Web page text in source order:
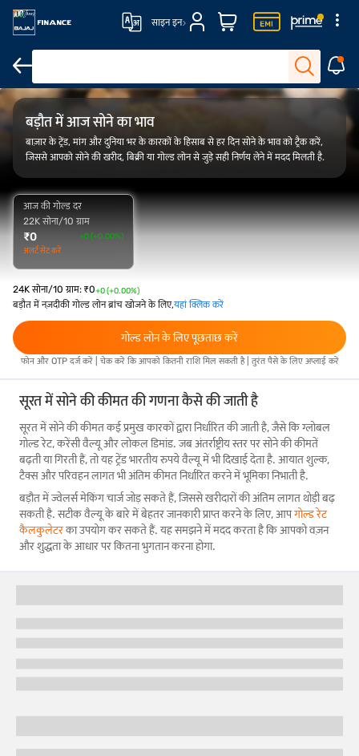
साइन इन
ओवरव्यू FAQs
बड़ौत में आज सोने का भाव
बाज़ार के ट्रेंड, मांग और दुनिया भर के कारकों के हिसाब से हर दिन सोने के भाव को ट्रैक करें,
जिससे आपको सोने की खरीद, बिक्री या गोल्ड लोन से जुड़े सही निर्णय लेने में मदद मिलती है.
आज की गोल्ड दर
22K सोना/10 ग्राम
₹0
+0 (+0.00%)
अलर्ट सेट करें
24K सोना/10 ग्राम: ₹0+0 (+0.00%)
बड़ौत में नज़दीकी गोल्ड लोन ब्रांच खोजने के लिए,यहां क्लिक करें
गोल्ड लोन के लिए पूछताछ करें
फोन और OTP दर्ज करें | चेक करें कि आपको कितनी राशि मिल सकती है | तुरंत पैसे के लिए अप्लाई करें
सूरत में सोने की कीमत की गणना कैसे की जाती है
सूरत में सोने की कीमत कई प्रमुख कारकों द्वारा निर्धारित की जाती है, जैसे कि ग्लोबल
गोल्ड रेट, करेंसी वैल्यू और लोकल डिमांड. जब अंतर्राष्ट्रीय स्तर पर सोने की कीमतें
बढ़ती या गिरती हैं, तो यह ट्रेंड भारतीय रुपये वैल्यू में भी दिखाई देता है. आयात शुल्क,
टैक्स और परिवहन लागत भी अंतिम कीमत निर्धारित करने में भूमिका निभाती है.
बड़ौत में ज्वेलर्स मेकिंग चार्ज जोड़ सकते हैं, जिससे खरीदारों की अंतिम लागत थोड़ी बढ़
सकती है. सटीक वैल्यू के बारे में बेहतर जानकारी प्राप्त करने के लिए, आपगोल्ड रेट
कैलकुलेटरका उपयोग कर सकते हैं. यह समझने में मदद करता है कि आपको वज़न
और शुद्धता के आधार पर कितना भुगतान करना होगा.